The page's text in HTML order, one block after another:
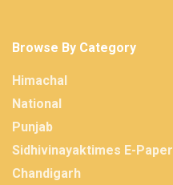
Browse By Category
Himachal
National
Punjab
Sidhivinayaktimes E-Paper
Chandigarh